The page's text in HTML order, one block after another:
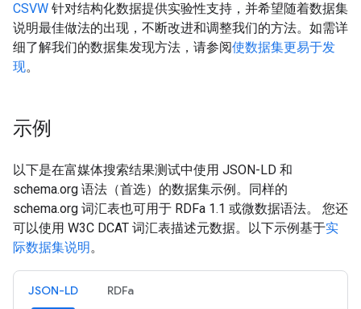
CSVW 针对结构化数据提供实验性支持，并希望随着数据集
说明最佳做法的出现，不断改进和调整我们的方法。如需详
细了解我们的数据集发现方法，请参阅使数据集更易于发
现。
示例
以下是在富媒体搜索结果测试中使用 JSON-LD 和
schema.org 语法（首选）的数据集示例。同样的
schema.org 词汇表也可用于 RDFa 1.1 或微数据语法。 您还
可以使用 W3C DCAT 词汇表描述元数据。以下示例基于实
际数据集说明。
JSON-LD RDFa